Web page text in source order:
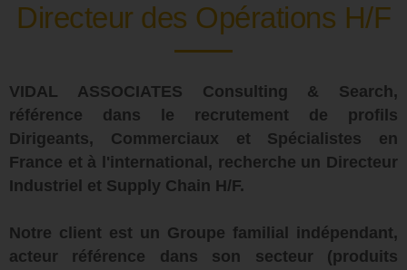
Directeur des Opérations H/F
VIDAL ASSOCIATES Consulting & Search,
référence dans le recrutement de profils
Dirigeants, Commerciaux et Spécialistes en
France et à l'international, recherche un Directeur
Industriel et Supply Chain H/F.
Notre client est un Groupe familial indépendant,
acteur référence dans son secteur (produits